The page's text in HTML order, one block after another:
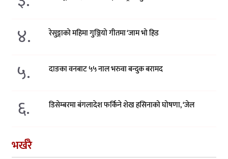
४. रेसुङ्गाको महिमा गुञ्जियो गीतमा ‘जाम भो हिड
५. दाङका वनबाट ५५ नाल भरुवा बन्दुक बरामद
६. डिसेम्बरमा बंगलादेश फर्किने शेख हसिनाको घोषणा, ‘जेल
भर्खरै